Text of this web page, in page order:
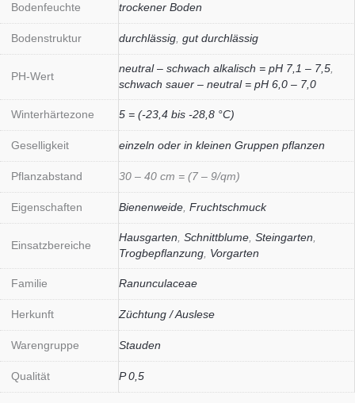
Bodenfeuchte trockener Boden
Bodenstruktur durchlässig gut durchlässig
PH-Wert
neutral – schwach alkalisch = pH 7,1 – 7,5
schwach sauer – neutral = pH 6,0 – 7,0
Winterhärtezone 5 = (-23,4 bis -28,8 °C)
Geselligkeit einzeln oder in kleinen Gruppen pflanzen
Pflanzabstand 30 – 40 cm = (7 – 9/qm)
Eigenschaften Bienenweide Fruchtschmuck
Einsatzbereiche
Hausgarten Schnittblume Steingarten
Trogbepflanzung Vorgarten
Familie Ranunculaceae
Herkunft Züchtung / Auslese
Warengruppe Stauden
Qualität P 0,5